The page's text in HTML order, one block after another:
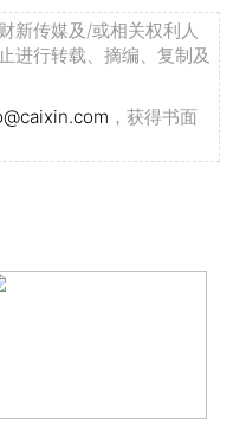
新传媒及/或相关权利人
进行转载、摘编、复制及
，获得书面